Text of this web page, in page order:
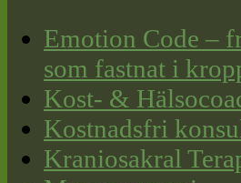
Emotion Code –
som fastnat i
Kost- &
Kostnadsfri
Kraniosakral